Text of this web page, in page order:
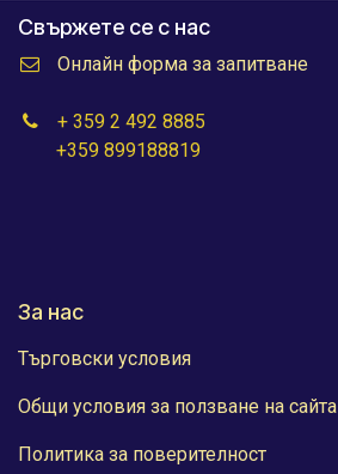
Свържете се с нас
Онлайн форма за запитване
+ 359 2 492 8885
+359 899188819
За нас
Търговски условия
Общи условия за ползване на сайта
Политика за поверителност